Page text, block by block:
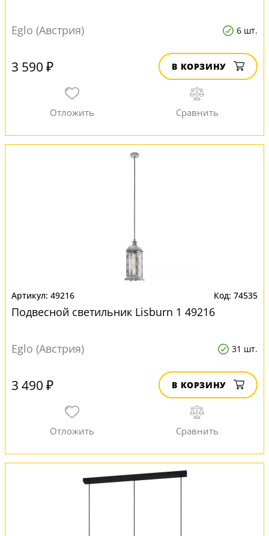
Eglo (Австрия) 6 шт.
3 590 ₽ В КОРЗИНУ
49216 74535
Подвесной светильник Lisburn 1 49216
Eglo (Австрия) 31 шт.
3 490 ₽ В КОРЗИНУ